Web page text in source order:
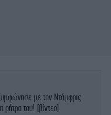
με τον Ντάμφρις
ρήτρα του! [βίντεο]